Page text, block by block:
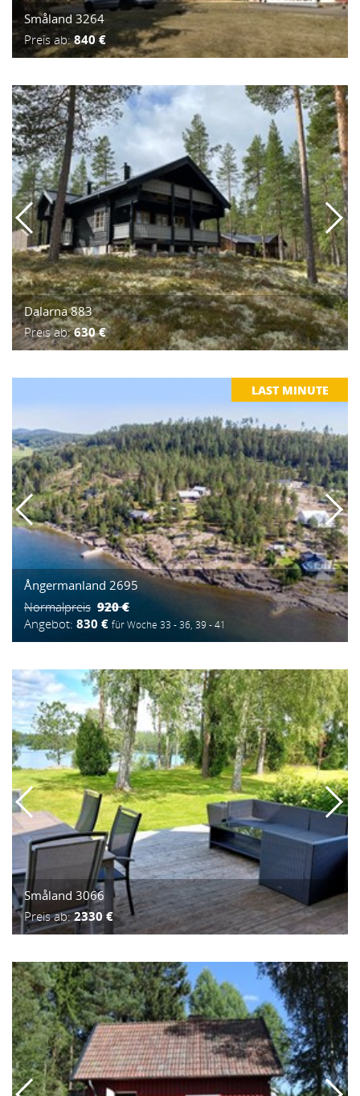
Småland 3264
Preis ab:840 €
Dalarna 883
Preis ab:630 €
LAST MINUTE
Ångermanland 2695
Normalpreis 920 €
Angebot: 830 € für Woche 33 - 36, 39 - 41
Småland 3066
Preis ab:2330 €